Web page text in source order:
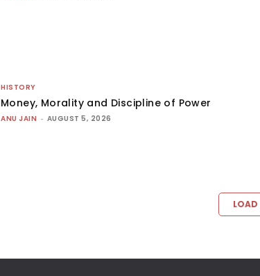
HISTORY
Money, Morality and Discipline of Power
ANU JAIN - AUGUST 5, 2026
LOAD